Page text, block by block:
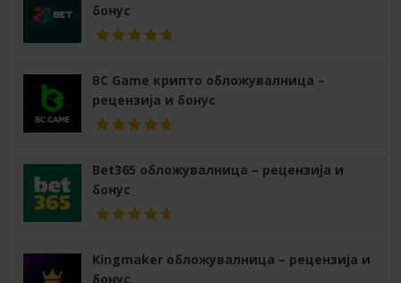
бонус
BC Game крипто обложувалница –
рецензија и бонус
Bet365 обложувалница – рецензија и
бонус
Kingmaker обложувалница – рецензија и
бонус